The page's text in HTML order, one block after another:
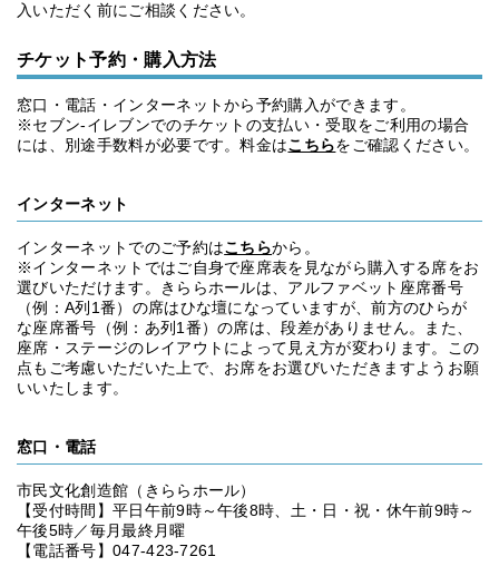
入いただく前にご相談ください。
チケット予約・購入方法
窓口・電話・インターネットから予約購入ができます。
※セブン‐イレブンでのチケットの支払い・受取をご利用の場合
には、別途手数料が必要です。料金はこちらをご確認ください。
インターネット
インターネットでのご予約はこちらから。
※インターネットではご自身で座席表を見ながら購入する席をお
選びいただけます。きららホールは、アルファベット座席番号
（例：A列1番）の席はひな壇になっていますが、前方のひらが
な座席番号（例：あ列1番）の席は、段差がありません。また、
座席・ステージのレイアウトによって見え方が変わります。この
点もご考慮いただいた上で、お席をお選びいただきますようお願
いいたします。
窓口・電話
市民文化創造館（きららホール）
【受付時間】平日午前9時～午後8時、土・日・祝・休午前9時～
午後5時／毎月最終月曜
【電話番号】047-423-7261